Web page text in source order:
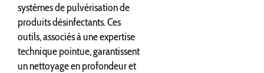
systèmes de pulvérisation de
produits désinfectants. Ces
outils, associés à une expertise
technique pointue, garantissent
un nettoyage en profondeur et